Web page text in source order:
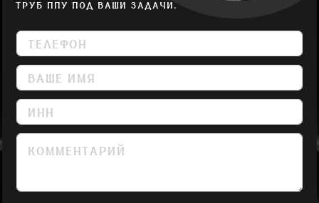
ТРУБ ППУ ПОД ВАШИ ЗАДАЧИ.